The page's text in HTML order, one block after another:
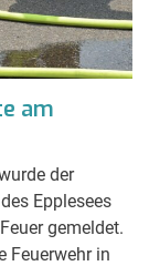
am
der
Epplesees
gemeldet.
Feuerwehr in